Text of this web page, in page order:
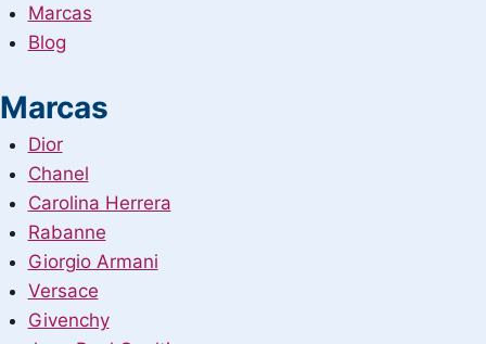
Marcas
Blog
Marcas
Dior
Chanel
Carolina Herrera
Rabanne
Giorgio Armani
Versace
Givenchy